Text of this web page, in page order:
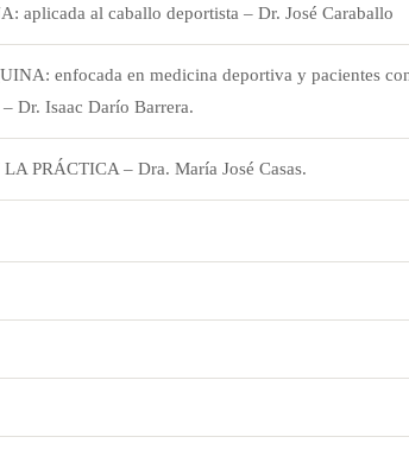
aplicada al caballo deportista – Dr. José Caraballo
enfocada en medicina deportiva y pacientes
Dr. Isaac Darío Barrera.
PRÁCTICA – Dra. María José Casas.